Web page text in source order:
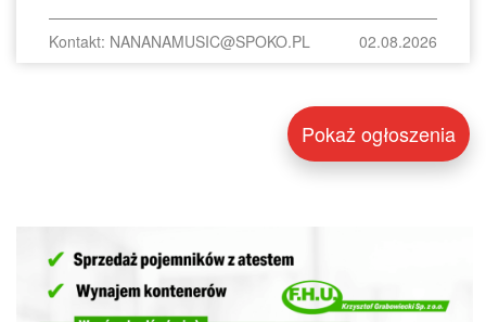
Kontakt: NANANAMUSIC@SPOKO.PL 02.08.2026
Pokaż ogłoszenia